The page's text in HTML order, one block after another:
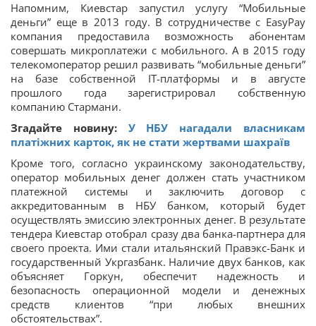
Напомним, Киевстар запустил услугу “Мобильные
деньги” еще в 2013 году. В сотрудничестве с EasyPay
компания предоставила возможность абонентам
совершать микроплатежи с мобильного. А в 2015 году
телекомоператор решил развивать “мобильные деньги”
на базе собственной IT-платформы и в августе
прошлого года зарегистрировал собственную
компанию Стармани.
Згадайте новину: У НБУ нагадали власникам
платіжних карток, як не стати жертвами шахраїв
Кроме того, согласно украинскому законодательству,
оператор мобильных денег должен стать участником
платежной системы и заключить договор с
аккредитованным в НБУ банком, который будет
осуществлять эмиссию электронных денег. В результате
тендера Киевстар отобрал сразу два банка-партнера для
своего проекта. Ими стали итальянский Правэкс-Банк и
государственный Укргазбанк. Наличие двух банков, как
объясняет Горкун, обеспечит надежность и
безопасность операционной модели и денежных
средств клиентов “при любых внешних
обстоятельствах”.